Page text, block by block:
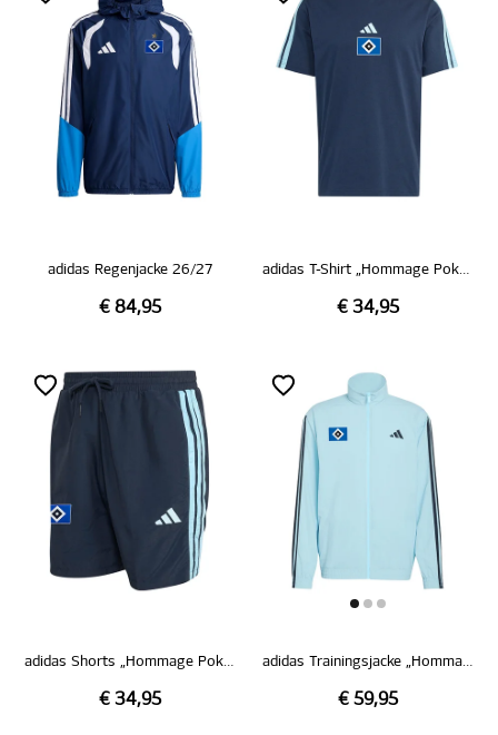
adidas Regenjacke 26/27
€ 84,95
adidas T-Shirt „Hommage Pokalsieg 1976“
€ 34,95
adidas Shorts „Hommage Pokalsieg 1976“
€ 34,95
adidas Trainingsjacke „Hommage Pokalsieg 1976“
€ 59,95